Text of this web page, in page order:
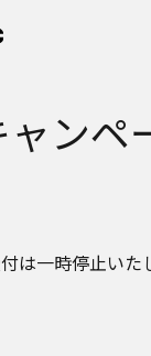
ンペ
一時停止いた